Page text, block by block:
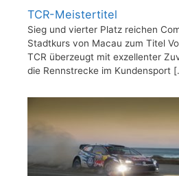
TCR-Meistertitel
Sieg und vierter Platz reichen
Stadtkurs von Macau zum Titel
TCR überzeugt mit exzellenter
die Rennstrecke im Kundensport